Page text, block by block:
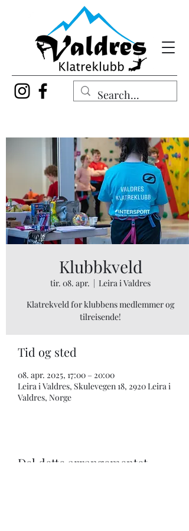
Klubbkveld
tir. 08. apr.
  |
Leira i Valdres
Klatrekveld for klubbens medlemmer og
tilreisende!
Tid og sted
08. apr. 2025, 17:00 – 20:00
Leira i Valdres, Skulevegen 18, 2920 Leira i
Valdres, Norge
Del dette arrangementet